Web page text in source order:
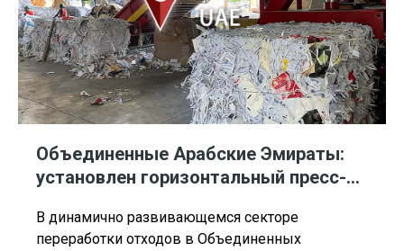
Объединенные Арабские Эмираты:
установлен горизонтальный пресс-
бумаги ENERPAT
В динамично развивающемся секторе
переработки отходов в Объединенных